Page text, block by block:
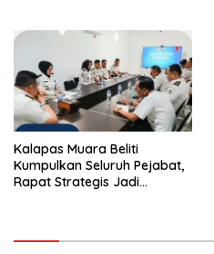
Kalapas Muara Beliti
Kumpulkan Seluruh Pejabat,
Rapat Strategis Jadi